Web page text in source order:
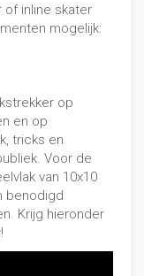
of inline skater
mogelijk:
op
en op
tricks en
Voor de
van 10x10
benodigd
Krijg hieronder
!